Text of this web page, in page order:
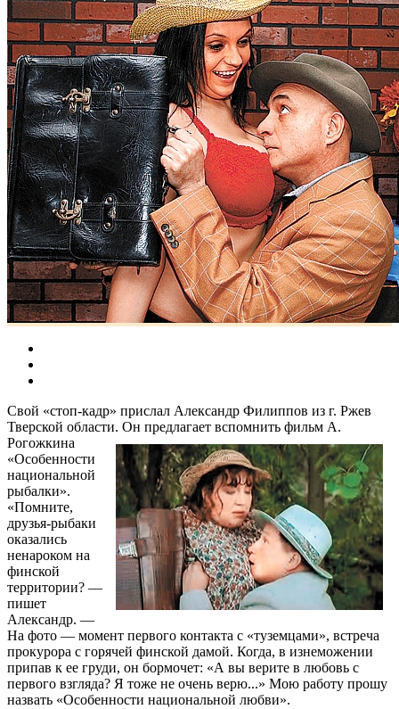
Свой «стоп-кадр» прислал Александр Филиппов из г. Ржев
Тверской области. Он предлагает вспомнить фильм А.
Рогожкина
«Особенности
национальной
рыбалки».
«Помните,
друзья-рыбаки
оказались
ненароком на
финской
территории? —
пишет
Александр. —
На фото — момент первого контакта с «туземцами», встреча
прокурора с горячей финской дамой. Когда, в изнеможении
припав к ее груди, он бормочет: «А вы верите в любовь с
первого взгляда? Я тоже не очень верю...» Мою работу прошу
назвать «Особенности национальной любви».